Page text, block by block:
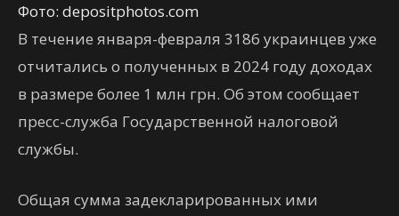
Фото: depositphotos.com
В течение января-февраля 3186 украинцев уже
отчитались о полученных в 2024 году доходах
в размере более 1 млн грн. Об этом сообщает
пресс-служба Государственной налоговой
службы.
Общая сумма задекларированных ими